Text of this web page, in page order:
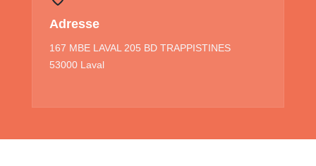
Adresse
167 MBE LAVAL 205 BD TRAPPISTINES
53000 Laval